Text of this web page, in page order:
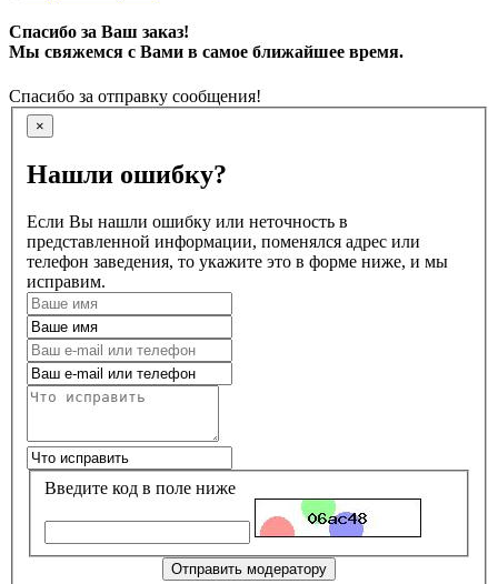
Спасибо за Ваш заказ!
Мы свяжемся с Вами в самое ближайшее время.
Спасибо за отправку сообщения!
×
Нашли ошибку?
Если Вы нашли ошибку или неточность в
представленной информации, поменялся адрес или
телефон заведения, то укажите это в форме ниже, и мы
исправим.
Введите код в поле ниже
Отправить модератору